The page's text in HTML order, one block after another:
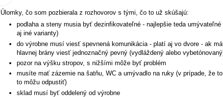
Úlomky, čo som pozbierala z rozhovorov s tými, čo to už skúšajú:
podlaha a steny musia byť dezinfikovateľné - najlepšie teda
aj iné varianty)
do výrobne musí viesť spevnená komunikácia - platí aj vo dvore - ak
hlavnej brány viesť jednoznačný pevný (vydláždený alebo
pozor na výšku stropov, s nižšími môže byť problém
musíte mať zázemie na šatňu, WC a umývadlo na ruky (v prípade, že
to môžu odpustiť)
sklad musí byť oddelený od výrobne